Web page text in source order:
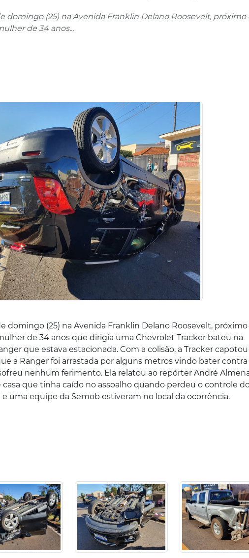
domingo (25) na Avenida Franklin Delano Roosevelt, próximo
de 34 anos...
domingo (25) na Avenida Franklin Delano Roosevelt, próximo
de 34 anos que dirigia uma Chevrolet Tracker bateu na
que estava estacionada. Com a colisão, a Tracker
a Ranger foi arrastada por alguns metros vindo bater
nenhum ferimento. Ela relatou ao repórter André
que tinha caído no assoalho quando perdeu o controle
uma equipe da Semob estiveram no local da ocorrência.